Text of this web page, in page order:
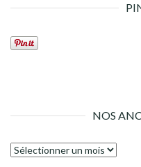
NOS
Nos